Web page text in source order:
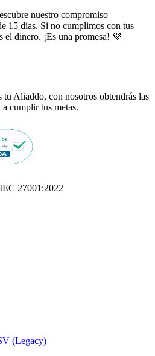
nuestro compromiso
15 días. Si no cumplimos con tus
el dinero. ¡Es una promesa! 💜
tu Aliaddo, con nosotros obtendrás las
cumplir tus metas.
27001:2022
(Legacy)